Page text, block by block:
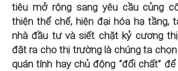
tiêu mở rộng sang yêu cầu củng
thiện thể chế, hiện đại hóa hạ tầng,
nhà đầu tư và siết chặt kỷ cương
đặt ra cho thị trường là chúng ta
quán tính hay chủ động “đổi chất”